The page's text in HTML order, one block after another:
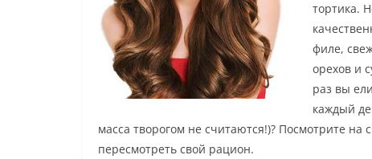
тортика.
филе,
орехов и
раз вы
каждый
масса творогом не считаются!)? Посмотрите
пересмотреть свой рацион.